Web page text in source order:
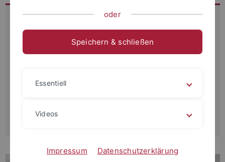
Im Projekt „Ethik in Organisationen: Bildung und Soziales“
bieten wir Weiterbildungsangebote für Berufstätige in
Sozialen Organisationen an. Unser Ziel ist es, praxisnah
und im Austausch mit den Teilnehmenden drängende
ergeben, zu reflektieren. Soziale Organisationen haben die
bestimmten ethisch relevanten Themen durchführen zu
oder
Speichern & schließen
Essentiell
Videos
Impressum Datenschutzerklärung